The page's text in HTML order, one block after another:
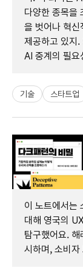
다양한 종목을
을 벗어나 혁신
제공하고 있지.
AI 중계의 필요
기술 스타트업
이 노트에서는
대해 영국의
탐구했어요. 해
시하며, 소비자